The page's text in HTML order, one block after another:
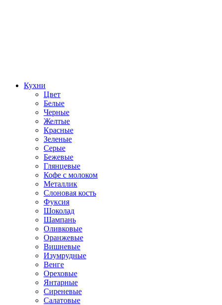
Кухни
Цвет
Белые
Черные
Желтые
Красные
Зеленые
Серые
Бежевые
Глянцевые
Кофе с молоком
Металлик
Слоновая кость
Фуксия
Шоколад
Шампань
Оливковые
Оранжевые
Вишневые
Изумрудные
Венге
Ореховые
Янтарные
Сиреневые
Салатовые